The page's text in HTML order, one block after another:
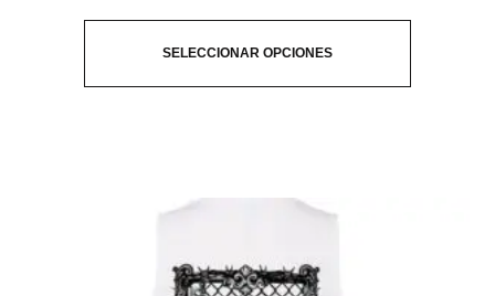
SELECCIONAR OPCIONES